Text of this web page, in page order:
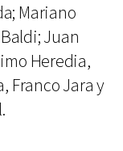
Mariano
Juan
Heredia,
Franco Jara y